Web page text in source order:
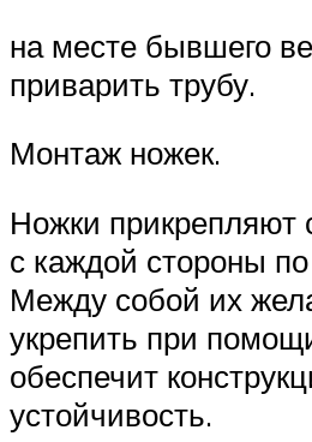
на месте бывшего
приварить трубу.
Монтаж ножек.
Ножки прикрепляют
с каждой стороны
Между собой их
укрепить при
обеспечит
устойчивость.